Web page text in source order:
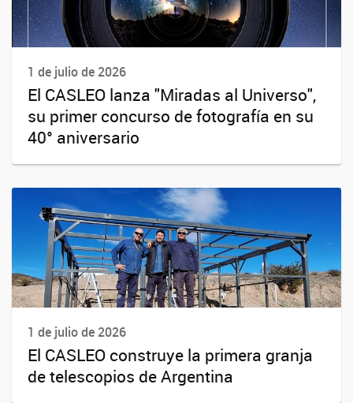
1 de julio de 2026
El CASLEO lanza "Miradas al Universo",
su primer concurso de fotografía en su
40° aniversario
1 de julio de 2026
El CASLEO construye la primera granja
de telescopios de Argentina